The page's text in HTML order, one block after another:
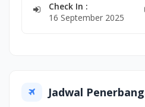
membuatnya menjadi
para peziarah Muslim
masakan lokal dan
kebugaran, sauna,
Check In :
16 September 2025
Jadwal